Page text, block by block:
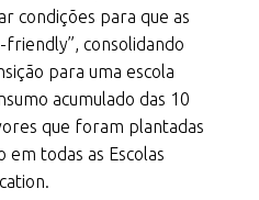
condições para que as
friendly”, consolidando
para uma escola
acumulado das 10
que foram plantadas
todas as Escolas